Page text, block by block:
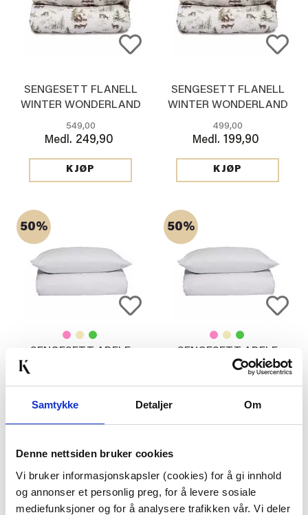
Samtykke Detaljer Om
Denne nettsiden bruker cookies
Vi bruker informasjonskapsler (cookies) for å gi innhold
og annonser et personlig preg, for å levere sosiale
mediefunksjoner og for å analysere trafikken vår. Vi deler
SENGESETT FLANELL
WINTER WONDERLAND
140*220 CM
549,00
Medl. 249,90
KJØP
SENGESETT FLANELL
WINTER WONDERLAND
140*200 CM
499,00
Medl. 199,90
KJØP
50%
SENGESETT ADELE
SATENG 140X220 CM,
849,00
Medl.424,50
50%
SENGESETT ADELE
SATENG 140X200 CM,
799,00
399,50
50% 50%